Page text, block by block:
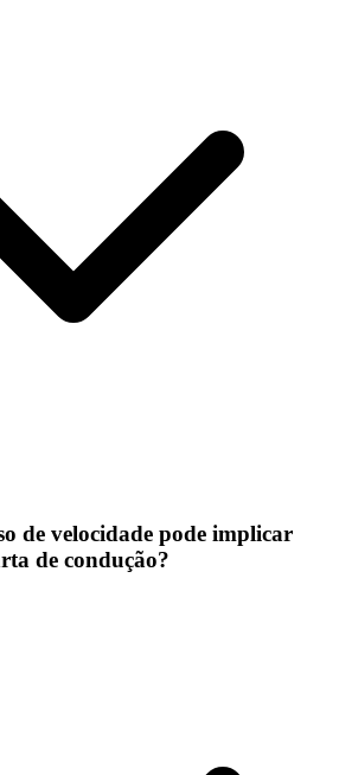
de velocidade pode implicar
de condução?